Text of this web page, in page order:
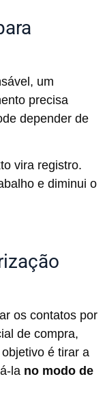
um
precisa
depender de
vira registro.
e diminui o
os contatos por
de compra,
é tirar a
la no modo de